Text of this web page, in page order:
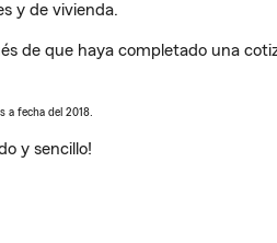
y de vivienda.
de que haya completado una
a fecha del 2018.
y sencillo!